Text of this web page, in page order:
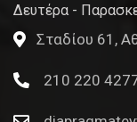
Δευτέρα -
Σταδίου 61,
210 220